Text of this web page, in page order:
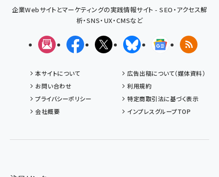
企業Webサイトとマーケティングの実践情報サイト - SEO・アクセス解
析・SNS・UX・CMSなど
メルマガFacebookX(エックス)BlueskyGoogleニュ
RSS
本サイトについて
広告出稿について（媒体資料）
お問い合わせ
利用規約
プライバシーポリシー
特定商取引法に基づく表示
会社概要
インプレスグループTOP